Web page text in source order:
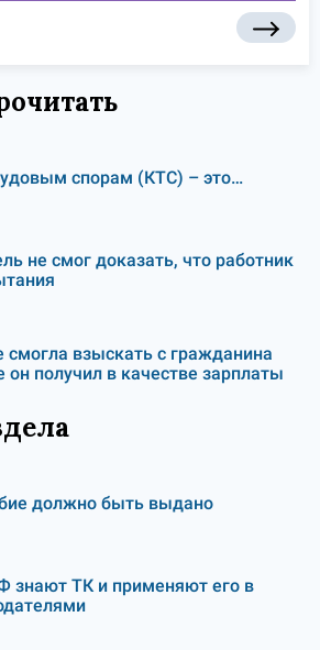
спорам (КТС) – это…
не смог доказать, что работник
смогла взыскать с гражданина
получил в качестве зарплаты
должно быть выдано
знают ТК и применяют его в